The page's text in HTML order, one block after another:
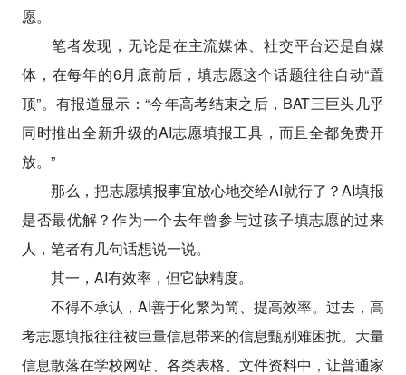
愿。
笔者发现，无论是在主流媒体、社交平台还是自媒
体，在每年的6月底前后，填志愿这个话题往往自动“置
顶”。有报道显示：“今年高考结束之后，BAT三巨头几乎
同时推出全新升级的AI志愿填报工具，而且全都免费开
放。”
那么，把志愿填报事宜放心地交给AI就行了？AI填报
是否最优解？作为一个去年曾参与过孩子填志愿的过来
人，笔者有几句话想说一说。
其一，AI有效率，但它缺精度。
不得不承认，AI善于化繁为简、提高效率。过去，高
考志愿填报往往被巨量信息带来的信息甄别难困扰。大量
信息散落在学校网站、各类表格、文件资料中，让普通家